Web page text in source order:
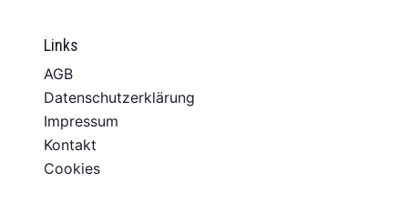
Links
AGB
Datenschutzerklärung
Impressum
Kontakt
Cookies